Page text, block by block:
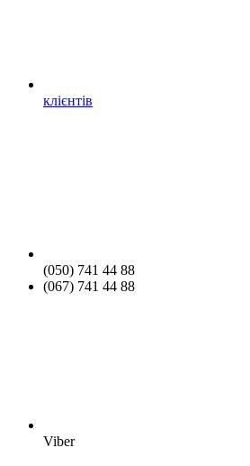
клієнтів
(050) 741 44 88
(067) 741 44 88
Viber